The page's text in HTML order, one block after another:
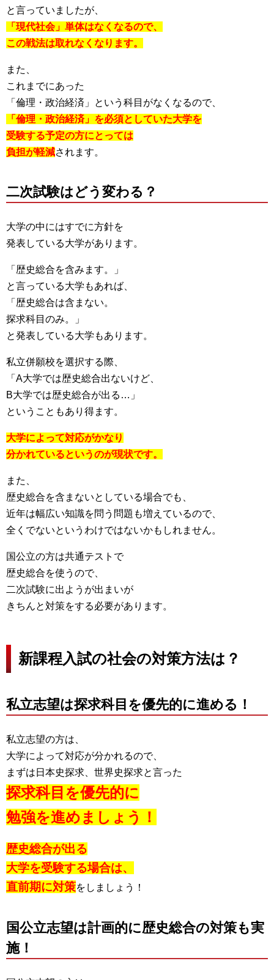
と言っていましたが、
「現代社会」単体はなくなるので、
この戦法は取れなくなります。
また、
これまでにあった
「倫理・政治経済」という科目がなくなるので、
「倫理・政治経済」を必須としていた大学を
受験する予定の方にとっては
負担が軽減されます。
二次試験はどう変わる？
大学の中にはすでに方針を
発表している大学があります。
「歴史総合を含みます。」
と言っている大学もあれば、
「歴史総合は含まない。
探求科目のみ。」
と発表している大学もあります。
私立併願校を選択する際、
「A大学では歴史総合出ないけど、
B大学では歴史総合が出る…」
ということもあり得ます。
大学によって対応がかなり
分かれているというのが現状です。
また、
歴史総合を含まないとしている場合でも、
近年は幅広い知識を問う問題も増えているので、
全くでないというわけではないかもしれません。
国公立の方は共通テストで
歴史総合を使うので、
二次試験に出ようが出まいが
きちんと対策をする必要があります。
新課程入試の社会の対策方法は？
私立志望は探求科目を優先的に進める！
私立志望の方は、
大学によって対応が分かれるので、
まずは日本史探求、世界史探求と言った
探求科目を優先的に
勉強を進めましょう！
歴史総合が出る
大学を受験する場合は、
直前期に対策をしましょう！
国公立志望は計画的に歴史総合の対策も実
施！